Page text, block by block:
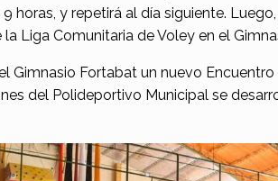
horas, y repetirá al día siguiente.
Liga Comunitaria de Voley en el
Gimnasio Fortabat un nuevo
del Polideportivo Municipal se